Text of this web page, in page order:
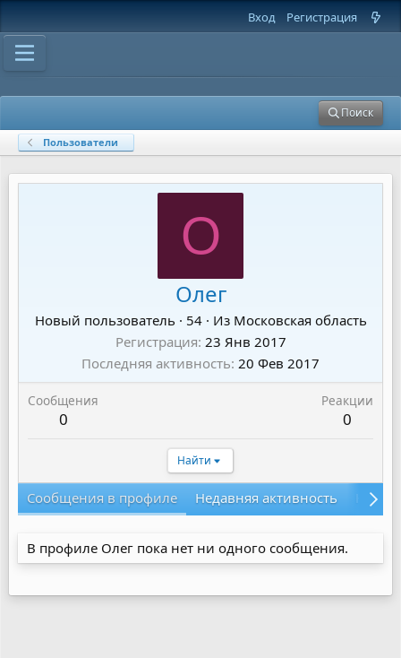
Вход Регистрация
Поиск
Пользователи
О
Олег
Новый пользователь · 54 · Из Московская область
Регистрация 23 Янв 2017
Последняя активность 20 Фев 2017
Сообщения
0
Реакции
0
Найти
Сообщения в профиле Недавняя активность
В профиле Олег пока нет ни одного сообщения.